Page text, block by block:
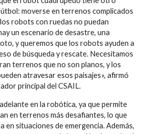
moverse en terrenos complicados
robots con ruedas no puedan
un escenario de desastre, una
y queremos que los robots ayuden a
de búsqueda y rescate. Necesitamos
terrenos que no son planos, y los
atravesar esos paisajes», afirmó
principal del CSAIL.
en la robótica, ya que permite
en terrenos más desafiantes, lo que
en situaciones de emergencia. Además,